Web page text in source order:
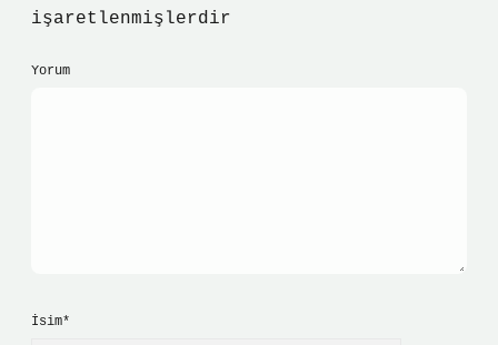
işaretlenmişlerdir
Yorum
İsim*